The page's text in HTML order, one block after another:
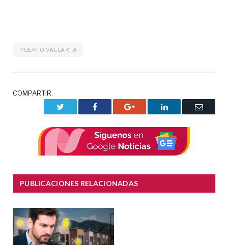
PUERTO VALLARTA
COMPARTIR.
Facebook Google+ LinkedIn
Correo
PUBLICACIONES RELACIONADAS